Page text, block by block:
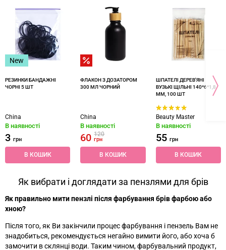
New
РЕЗИНКИ БАНДАЖНІ
ЧОРНІ 5 ШТ
China
В наявності
3 грн
В КОШИК
ФЛАКОН З ДОЗАТОРОМ
300 МЛ ЧОРНИЙ
China
В наявності
60120
грн
В КОШИК
ШПАТЕЛІ ДЕРЕВ'ЯНІ
ВУЗЬКІ ЩІЛЬНІ 140*6*1,8
ММ, 100 ШТ
Beauty Master
В наявності
55 грн
В КОШИК
Як вибрати і доглядати за пензлями для брів
Як правильно мити пензлі після фарбування брів фарбою або
хною?
Після того, як Ви закінчили процес фарбування і пензель Вам не
знадобиться, рекомендується негайно вимити його, або хоча б
замочити в склянці води. Таким чином, фарбувальний продукт,